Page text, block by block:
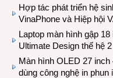
Hợp tác phát triển hệ
VinaPhone và Hiệp hội
Laptop màn hình gập
Ultimate Design thế hệ
Màn hình OLED 27
dùng công nghệ in